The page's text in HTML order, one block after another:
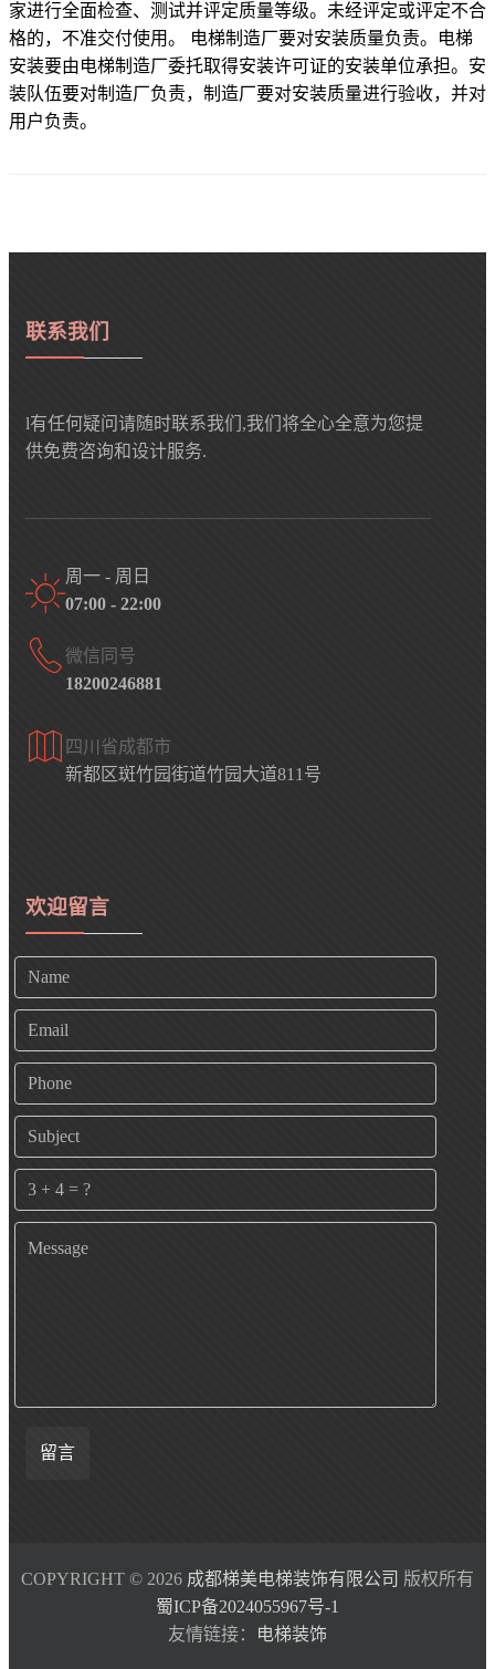
家进行全面检查、测试并评定质量等级。未经评定或评定不合
格的，不准交付使用。 电梯制造厂要对安装质量负责。电梯
安装要由电梯制造厂委托取得安装许可证的安装单位承担。安
装队伍要对制造厂负责，制造厂要对安装质量进行验收，并对
用户负责。
联系我们
l有任何疑问请随时联系我们,我们将全心全意为您提
供免费咨询和设计服务.
周一 - 周日
07:00 - 22:00
微信同号
18200246881
四川省成都市
新都区斑竹园街道竹园大道811号
欢迎留言
留言
COPYRIGHT © 2026 成都梯美电梯装饰有限公司 版权所有
蜀ICP备2024055967号-1
友情链接：
电梯装饰